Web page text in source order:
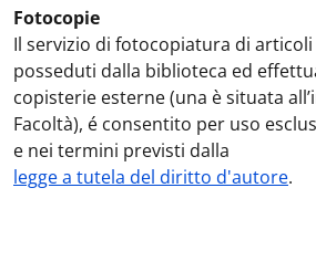
Fotocopie
Il servizio di fotocopiatura di
posseduti dalla biblioteca ed
copisterie esterne (una è situata
Facoltà), é consentito per uso
e nei termini previsti dalla
legge a tutela del diritto d'autore.